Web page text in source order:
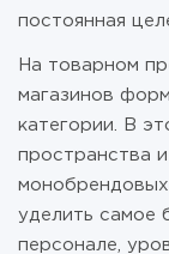
постоянная
На товарном
магазинов
категории. В
пространства
монобрендовых
уделить самое
персонале,